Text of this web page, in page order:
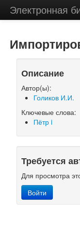
Электронная
Описание
Автор(ы):
Голиков И.И.
Ключевые слова:
Пётр i
Требуется
Для просмотра
Войти